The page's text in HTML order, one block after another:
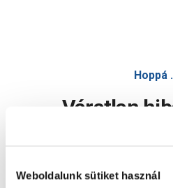
Weboldalunk sütiket használ
Hoppá
Váratlan